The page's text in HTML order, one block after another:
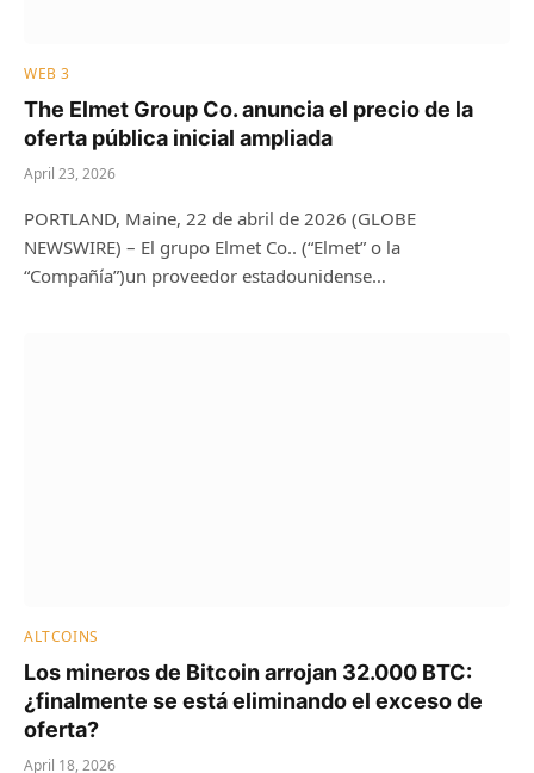
WEB 3
The Elmet Group Co. anuncia el precio de la
oferta pública inicial ampliada
April 23, 2026
PORTLAND, Maine, 22 de abril de 2026 (GLOBE
NEWSWIRE) – El grupo Elmet Co.. (“Elmet” o la
“Compañía”)un proveedor estadounidense…
ALTCOINS
Los mineros de Bitcoin arrojan 32.000 BTC:
¿finalmente se está eliminando el exceso de
oferta?
April 18, 2026